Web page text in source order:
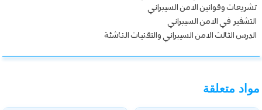
تشريعات وقوانين الامن السيبراني
التشفير في الامن السيبراني
الدرس الثالث الامن السيبراني والتقنيات الناشئة
مواد متعلقة